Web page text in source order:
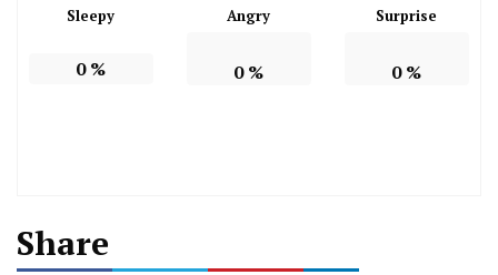
Sleepy
0%
Angry
0%
Surprise
0%
Share